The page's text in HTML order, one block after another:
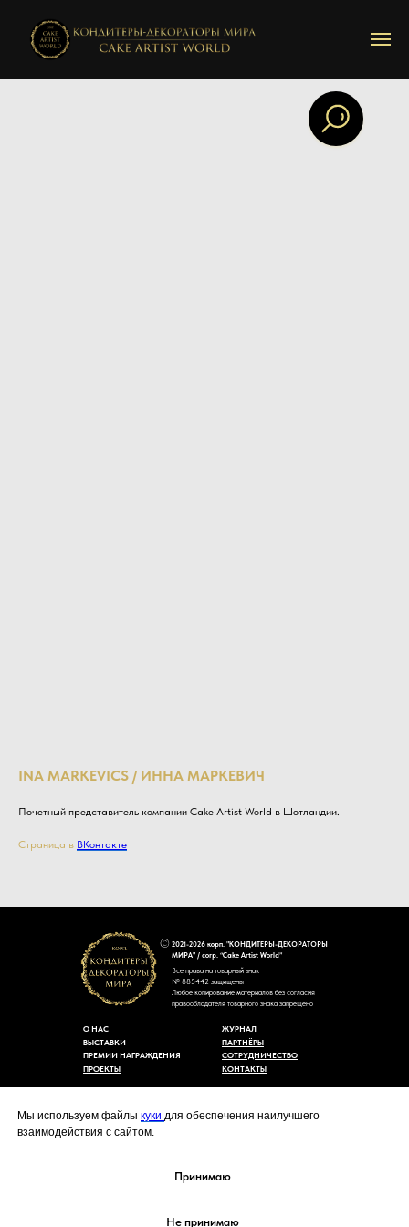
Мы используем файлы куки для обеспечения наилучшего
взаимодействия с сайтом.
Принимаю
Не принимаю
INA MARKEVICS / ИННА МАРКЕВИЧ
Почетный представитель компании Cake Artist World в Шотландии.
Страница в ВКонтакте
2021-2026 корп. "КОНДИТЕРЫ-ДЕКОРАТОРЫ
МИРА" / corp. “Cake Artist World”
Все права на товарный знак
№ 885442 защищены
Любое копирование материалов без согласия
правообладателя товарного знака запрещено
cakeartistworld@mail.ru
КОНТАКТЫ
СОТРУДНИЧЕСТВО
ЖУРНАЛ
ПАРТНЁРЫ
ПРЕМИИ НАГРАЖДЕНИЯ
ПРОЕКТЫ
ВЫСТАВКИ
О НАС
Политика конфиденциальности
Согласие на обработку персональных данных